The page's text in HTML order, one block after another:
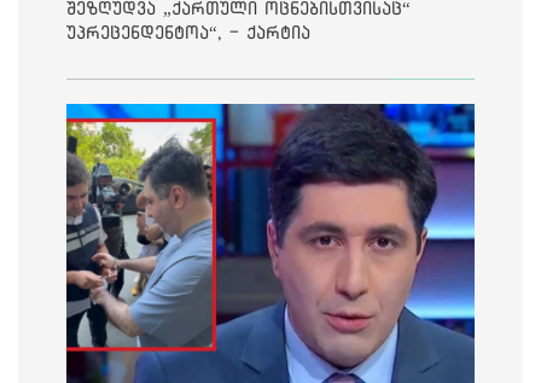
შეზღუდვა „ქართული ოცნებისთვისაც“
უპრეცენდენტოა“, - ქარტია